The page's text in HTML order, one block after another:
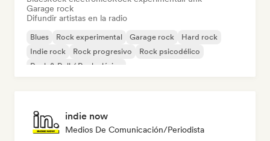
Garage rock
Difundir artistas en la radio
Blues Rock experimental Garage rock
Hard rock
Indie rock
Rock progresivo
Rock psicodélico
Rock & Roll / Rock clásico
indie now
Medios De Comunicación/Periodista